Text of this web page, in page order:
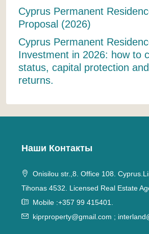
Cyprus Permanent
Proposal (2026)
Cyprus Permanent
Investment in 2026: how to
status, capital protection
returns.
Наши Контакты
Onisilou str.,8. Office 108.
Tihonas 4532. Licensed Real Estate
Mobile :+357 99 415401.
kiprproperty@gmail.com ;